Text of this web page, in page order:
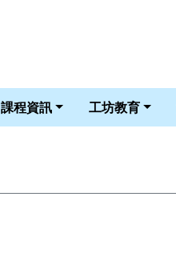
課程資訊 工坊教育